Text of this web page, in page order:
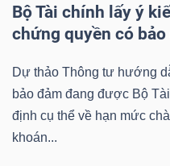
Bộ Tài chính lấy ý
chứng quyền có bảo
Dự thảo Thông tư hướng
bảo đảm đang được Bộ
định cụ thể về hạn mức
khoán...